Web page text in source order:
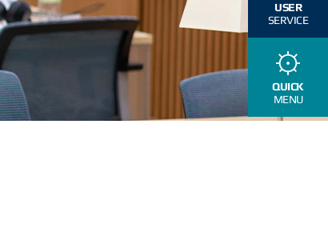
USER
SERVICE
QUICK
MENU